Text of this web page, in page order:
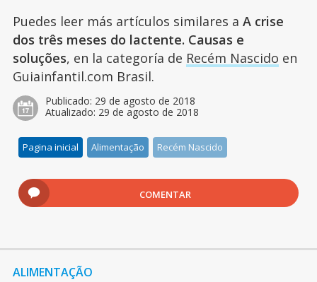
Puedes leer más artículos similares a A crise
dos três meses do lactente. Causas e
soluções, en la categoría de Recém Nascido en
Guiainfantil.com Brasil.
Publicado: 29 de agosto de 2018
Atualizado: 29 de agosto de 2018
Pagina inicial Alimentação Recém Nascido
COMENTAR
ALIMENTAÇÃO